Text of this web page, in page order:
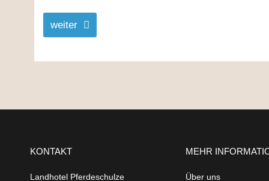
weiter
KONTAKT
Landhotel Pferdeschulze
MEHR
Über uns